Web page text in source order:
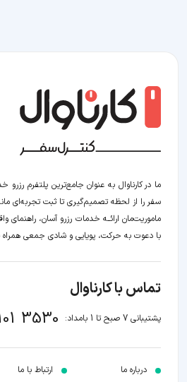
ما در کارناوال به عنوان جامع‌ترین پلتفرم
سفر را از لحظه‌ تصمیم‌گیری تا ثبت تجربه‌ای
ماموریت‌مان اراﺋــﻪ خدمات رزرو آسان،
با دعوت به حرکت، پویایی و شادی جمعی همراه
تماس با کارناوال
پشتیبانی 7 صبح تا 1 بامداد: 3530
درباره ما ارتباط با ما